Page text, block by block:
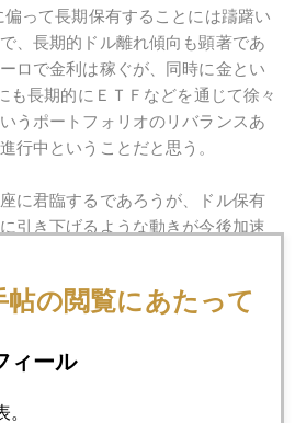
って長期保有することには躊躇い
、長期的ドル離れ傾向も顕著であ
ロで金利は稼ぐが、同時に金とい
も長期的にＥＴＦなどを通じて徐々
うポートフォリオのリバランスあ
行中ということだと思う。
に君臨するであろうが、ドル保有
引き下げるような動きが今後加速
ワンセミナー。色々語りたいと思
帖の閲覧にあたって
ィール
。